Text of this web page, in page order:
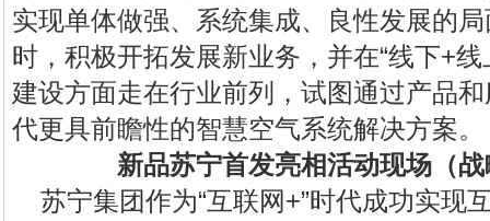
实现单体做强、系统集成、良性发展的
时，积极开拓发展新业务，并在“线下+
建设方面走在行业前列，试图通过产品
代更具前瞻性的智慧空气系统解决方案。
新品苏宁首发亮相活动现场（
苏宁集团作为“互联网+”时代成功实现